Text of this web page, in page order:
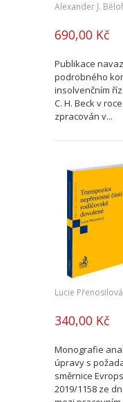
Alexander J.
690,00 Kč
Publikace
podrobného
insolvenčním
C. H. Beck v
zpracován v...
Lucie Přenosilová
340,00 Kč
Monografie
úpravy s
směrnice
2019/1158 ze